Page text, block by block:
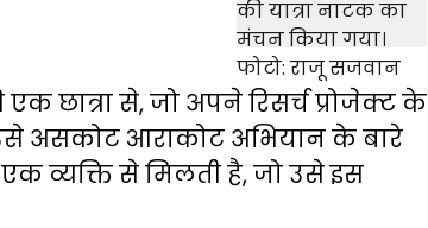
छात्रा से, जो अपने रिसर्च प्रोजेक्ट के
असकोट आराकोट अभियान के बारे
व्यक्ति से मिलती है, जो उसे इस